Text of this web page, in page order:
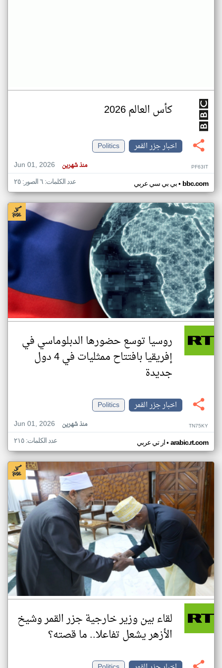
كأس العالم 2026
اخبار جزر القمر
Politics
Jun 01, 2026
منذ شهرين PF63IT
بي بي سي عربي• bbc.com عدد الكلمات: ٦ الصور: ٢٥
روسيا توسع حضورها الدبلوماسي في
إفريقيا بافتتاح ممثليات في 4 دول
جديدة
اخبار جزر القمر
Politics
Jun 01, 2026
منذ شهرين TN75KY
ار تي عربي• arabic.rt.com عدد الكلمات: ٢١٥
لقاء بين وزير خارجية جزر القمر وشيخ
الأزهر يشعل تفاعلا.. ما قصته؟